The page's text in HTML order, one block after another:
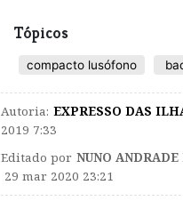
Tópicos
compacto lusófono
Autoria: EXPRESSO DAS
2019 7:33
Editado por NUNO
29 mar 2020 23:21